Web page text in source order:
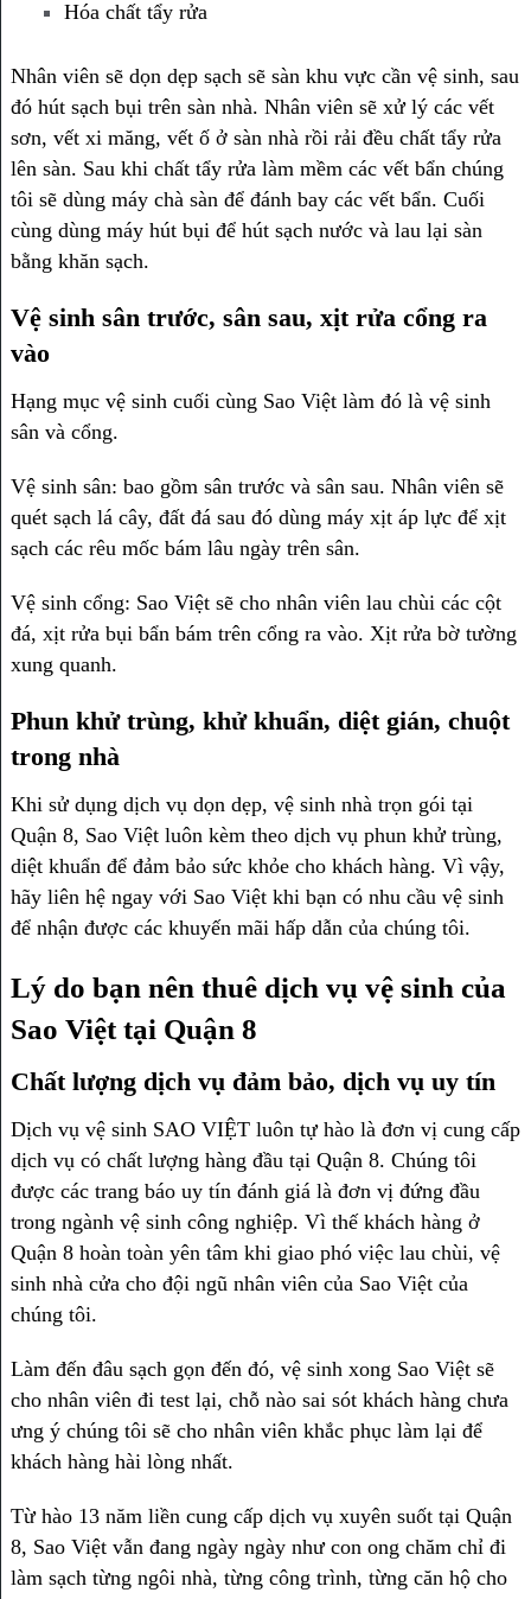
Hóa chất tẩy rửa
Nhân viên sẽ dọn dẹp sạch sẽ sàn khu vực cần vệ sinh, sau
đó hút sạch bụi trên sàn nhà. Nhân viên sẽ xử lý các vết
sơn, vết xi măng, vết ố ở sàn nhà rồi rải đều chất tẩy rửa
lên sàn. Sau khi chất tẩy rửa làm mềm các vết bẩn chúng
tôi sẽ dùng máy chà sàn để đánh bay các vết bẩn. Cuối
cùng dùng máy hút bụi để hút sạch nước và lau lại sàn
bằng khăn sạch.
Vệ sinh sân trước, sân sau, xịt rửa cổng ra
vào
Hạng mục vệ sinh cuối cùng Sao Việt làm đó là vệ sinh
sân và cổng.
Vệ sinh sân: bao gồm sân trước và sân sau. Nhân viên sẽ
quét sạch lá cây, đất đá sau đó dùng máy xịt áp lực để xịt
sạch các rêu mốc bám lâu ngày trên sân.
Vệ sinh cổng: Sao Việt sẽ cho nhân viên lau chùi các cột
đá, xịt rửa bụi bẩn bám trên cổng ra vào. Xịt rửa bờ tường
xung quanh.
Phun khử trùng, khử khuẩn, diệt gián, chuột
trong nhà
Khi sử dụng dịch vụ dọn dẹp, vệ sinh nhà trọn gói tại
Quận 8, Sao Việt luôn kèm theo dịch vụ phun khử trùng,
diệt khuẩn để đảm bảo sức khỏe cho khách hàng. Vì vậy,
hãy liên hệ ngay với Sao Việt khi bạn có nhu cầu vệ sinh
để nhận được các khuyến mãi hấp dẫn của chúng tôi.
Lý do bạn nên thuê dịch vụ vệ sinh của
Sao Việt tại Quận 8
Chất lượng dịch vụ đảm bảo, dịch vụ uy tín
Dịch vụ vệ sinh SAO VIỆT luôn tự hào là đơn vị cung cấp
dịch vụ có chất lượng hàng đầu tại Quận 8. Chúng tôi
được các trang báo uy tín đánh giá là đơn vị đứng đầu
trong ngành vệ sinh công nghiệp. Vì thế khách hàng ở
Quận 8 hoàn toàn yên tâm khi giao phó việc lau chùi, vệ
sinh nhà cửa cho đội ngũ nhân viên của Sao Việt của
chúng tôi.
Làm đến đâu sạch gọn đến đó, vệ sinh xong Sao Việt sẽ
cho nhân viên đi test lại, chỗ nào sai sót khách hàng chưa
ưng ý chúng tôi sẽ cho nhân viên khắc phục làm lại để
khách hàng hài lòng nhất.
Từ hào 13 năm liền cung cấp dịch vụ xuyên suốt tại Quận
8, Sao Việt vẫn đang ngày ngày như con ong chăm chỉ đi
làm sạch từng ngôi nhà, từng công trình, từng căn hộ cho